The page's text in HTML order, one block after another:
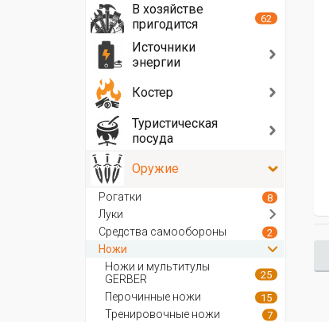
В хозяйстве
пригодится
62
Источники
энергии
Костер
Туристическая
посуда
Оружие
Рогатки 8
Луки
Средства самообороны
2
Ножи
Ножи и мультитулы
GERBER
25
Перочинные ножи 15
Тренировочные ножи 7